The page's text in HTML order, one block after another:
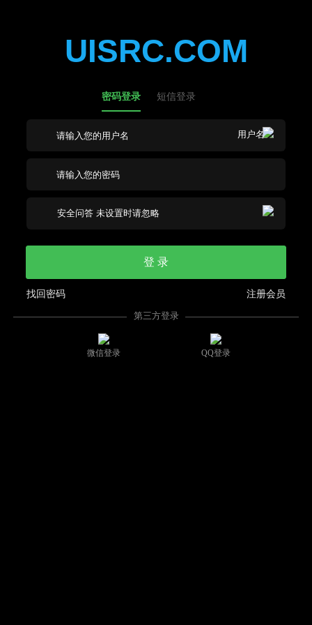
UISRC.COM
密码登录 短信登录
登 录
注册会员
找回密码
第三方登录
微信登录 QQ登录